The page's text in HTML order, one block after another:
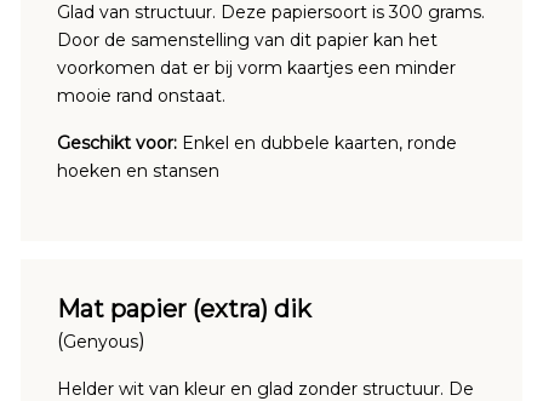
Glad van structuur. Deze papiersoort is 300 grams.
Door de samenstelling van dit papier kan het
voorkomen dat er bij vorm kaartjes een minder
mooie rand onstaat.
Geschikt voor: Enkel en dubbele kaarten, ronde
hoeken en stansen
Mat papier (extra) dik
(Genyous)
Helder wit van kleur en glad zonder structuur. De